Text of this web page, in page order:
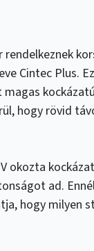
rendelkeznek
Cintec Plus.
hogy rövid
okozta
ad.
hogy milyen